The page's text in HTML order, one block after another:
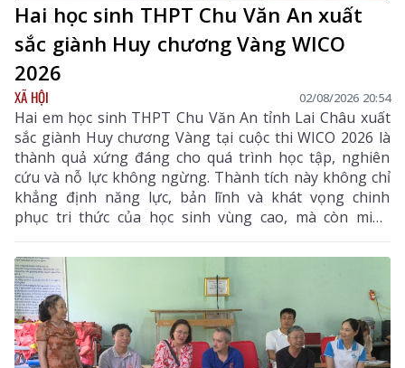
Hai học sinh THPT Chu Văn An xuất
sắc giành Huy chương Vàng WICO
2026
XÃ HỘI 02/08/2026 20:54
Hai em học sinh THPT Chu Văn An tỉnh Lai Châu xuất
sắc giành Huy chương Vàng tại cuộc thi WICO 2026 là
thành quả xứng đáng cho quá trình học tập, nghiên
cứu và nỗ lực không ngừng. Thành tích này không chỉ
khẳng định năng lực, bản lĩnh và khát vọng chinh
phục tri thức của học sinh vùng cao, mà còn minh
chứng rằng với ý chí và sự quyết tâm, các em hoàn
toàn có thể vượt qua mọi ranh giới trong nước để
vươn ra đấu trường quốc tế. Đây là niềm tự hào của
ngành giáo dục Lai Châu, đồng thời là nguồn cảm
hứng, động lực để thế hệ học sinh tiếp tục nuôi dưỡng
ước mơ, không ngừng sáng tạo và hội nhập với thế
giới.